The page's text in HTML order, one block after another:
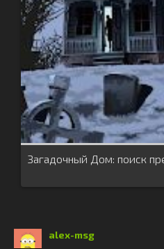
Загадочный Дом: поиск
alex-msg